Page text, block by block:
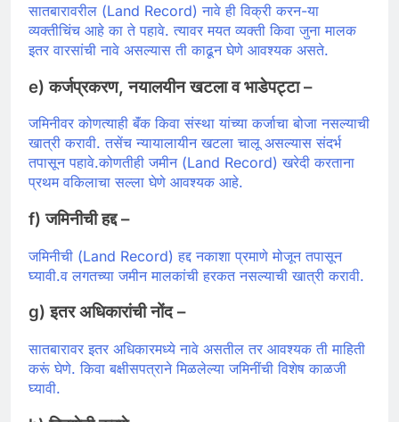
सातबारावरील (Land Record) नावे ही विक्री करन-या
व्यक्तीचिंच आहे का ते पहावे. त्यावर मयत व्यक्ती किवा जुना मालक
इतर वारसांची नावे असल्यास ती काढून घेणे आवश्यक असते.
e) कर्जप्रकरण, नयालयीन खटला व भाडेपट्टा –
जमिनीवर कोणत्याही बॅंक किवा संस्था यांच्या कर्जाचा बोजा नसल्याची
खात्री करावी. तसेंच न्यायालायीन खटला चालू असल्यास संदर्भ
तपासून पहावे.कोणतीही जमीन (Land Record) खरेदी करताना
प्रथम वकिलाचा सल्ला घेणे आवश्यक आहे.
f) जमिनीची हद्द –
जमिनीची (Land Record) हद्द नकाशा प्रमाणे मोजून तपासून
घ्यावी.व लगतच्या जमीन मालकांची हरकत नसल्याची खात्री करावी.
g) इतर अधिकारांची नोंद –
सातबारावर इतर अधिकारमध्ये नावे असतील तर आवश्यक ती माहिती
करूं घेणे. किवा बक्षीसपत्राने मिळलेल्या जमिनींची विशेष काळजी
घ्यावी.